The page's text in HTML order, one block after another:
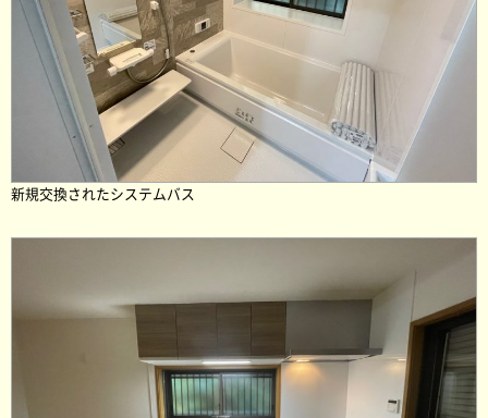
新規交換されたシステムバス